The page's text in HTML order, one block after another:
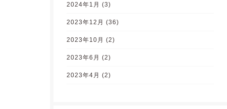
2024年1月 (3)
2023年12月 (36)
2023年10月 (2)
2023年6月 (2)
2023年4月 (2)